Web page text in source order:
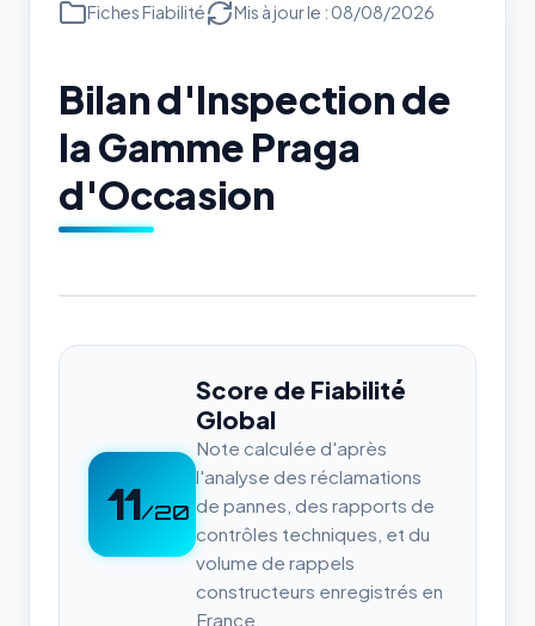
Fiches Fiabilité Mis à jour le : 08/08/2026
Bilan d'Inspection de
la Gamme Praga
d'Occasion
11/20
Score de Fiabilité
Global
Note calculée d'après
l'analyse des réclamations
de pannes, des rapports de
contrôles techniques, et du
volume de rappels
constructeurs enregistrés en
France.